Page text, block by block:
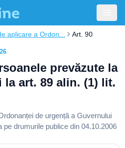
aplicare a Ordon... Art. 90
prevăzute la
la art. 89 alin. (1) lit.
de urgență a Guvernului
pe drumurile publice din 04.10.2006